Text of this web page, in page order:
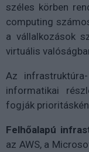
széles körben
computing
a vállalkozások
virtuális
Az
informatikai
fogják
Felhőalapú
az AWS, a